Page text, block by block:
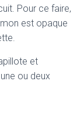
Pour ce faire,
est opaque
et
ou deux